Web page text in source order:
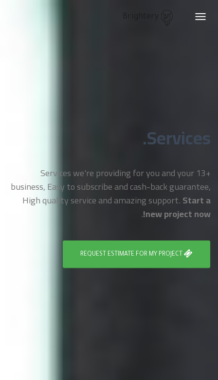
Toggle
Services.
+13 Services we're providing for you and your
business, Easy to subscribe and cash-back guarantee,
High quality service and amazing support.Start a
new project now!
.